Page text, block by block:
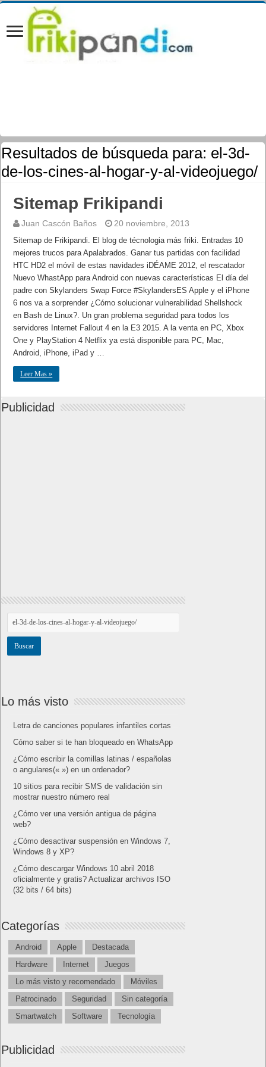
Resultados de búsqueda para: el-3d-
de-los-cines-al-hogar-y-al-videojuego/
Sitemap Frikipandi
Juan Cascón Baños 20 noviembre, 2013
Sitemap de Frikipandi. El blog de técnologia más friki. Entradas 10
mejores trucos para Apalabrados. Ganar tus partidas con facilidad
HTC HD2 el móvil de estas navidades iDÉAME 2012, el rescatador
Nuevo WhastApp para Android con nuevas características El día del
padre con Skylanders Swap Force #SkylandersES Apple y el iPhone
6 nos va a sorprender ¿Cómo solucionar vulnerabilidad Shellshock
en Bash de Linux?. Un gran problema seguridad para todos los
servidores Internet Fallout 4 en la E3 2015. A la venta en PC, Xbox
One y PlayStation 4 Netflix ya está disponible para PC, Mac,
Android, iPhone, iPad y …
Leer Mas »
Publicidad
Lo más visto
Letra de canciones populares infantiles cortas
Cómo saber si te han bloqueado en WhatsApp
¿Cómo escribir la comillas latinas / españolas
o angulares(« ») en un ordenador?
10 sitios para recibir SMS de validación sin
mostrar nuestro número real
¿Cómo ver una versión antigua de página
web?
¿Cómo desactivar suspensión en Windows 7,
Windows 8 y XP?
¿Cómo descargar Windows 10 abril 2018
oficialmente y gratis? Actualizar archivos ISO
(32 bits / 64 bits)
Categorías
Android Apple
Destacada
Hardware
Internet
Juegos
Lo más visto y recomendado
Móviles
Patrocinado
Seguridad
Sin categoría
Smartwatch
Software Tecnología
Publicidad